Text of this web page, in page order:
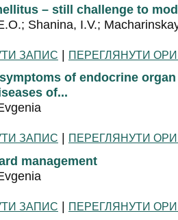
– still challenge to
Shanina, I.V.;
ЗАПИС | ПЕРЕГЛЯНУТИ
of endocrine
of...
ЗАПИС | ПЕРЕГЛЯНУТИ
management
ЗАПИС | ПЕРЕГЛЯНУТИ